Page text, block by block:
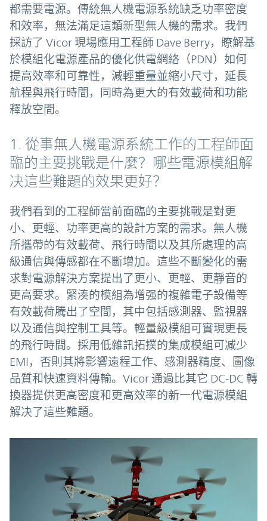
都需要電源。傳統無人機電源系統缺乏功率密度
和效率，無法滿足這類新型無人機的需求。我們
採訪了 Vicor 現場應用工程師 Dave Berry，瞭解基
於模組化電源產品的優化供電網絡（PDN）如何
提高效率和可靠性，減輕重量並縮小尺寸，延長
航程與飛行時間，同時為更大的有效載荷和功能
釋放空間。
1. 從事無人機電源系統工作的工程師面
臨的主要挑戰是什麼？哪些電源模組解
决這些難題的效果更好？
我們看到的工程師當前面臨的主要挑戰是對更
小、更輕、功率更高的設計方案的需求。無人機
所攜帶的有效載荷、飛行時間以及其所處理的高
級通信與傳感都在不斷增加。這些不斷變化的需
求對電源解決方案提出了更小、更輕、更靜音的
更高要求。緊湊的模組為增强的複雜電子設備等
有效載荷騰出了空間，其中包括感測器、監視器
以及通信與控制工具等。輕量級模組可實現更長
的飛行時間。採用低雜訊拓撲的集成模組可减少
EMI，否則其將影響遠程工作、感測器精度、圖像
品質和快速資料傳輸。Vicor 通過比其它 DC-DC 轉
換器提供更高密度和更高效率的新一代電源模組
解决了這些難題。